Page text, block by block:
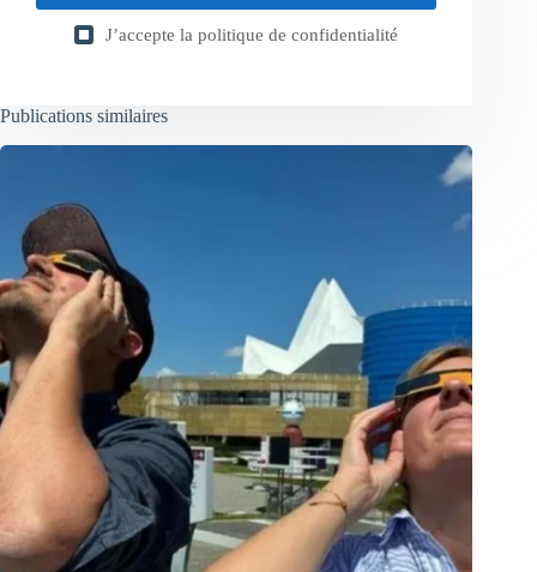
J’accepte la politique de confidentialité
Publications similaires